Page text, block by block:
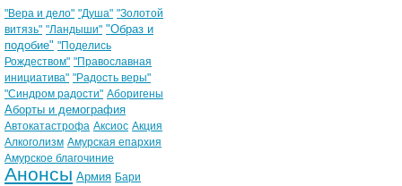
"Вера и дело" "Душа" "Золотой
витязь" "Ландыши" "Образ и
подобие" "Поделись
Рождеством" "Православная
инициатива" "Радость веры"
"Синдром радости" Аборигены
Аборты и демография
Автокатастрофа Аксиос Акция
Алкоголизм Амурская епархия
Амурское благочиние
Анонсы Армия Бари